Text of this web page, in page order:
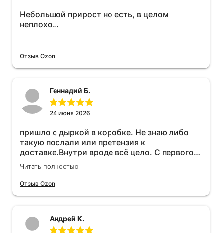
Небольшой прирост но есть, в целом
неплохо…
Отзыв Ozon
Геннадий Б.
24 июня 2026
пришло с дыркой в коробке. Не знаю либо
такую послали или претензия к
доставке.Внутри вроде всё цело. С первого
раза установить не получается не знаю
может интернет дурит. Четыре звёзды за
упаковку с дыркой.Как опробую дополню
всё установилось по работе устройства
Читать полностью
Отзыв Ozon
Андрей К.